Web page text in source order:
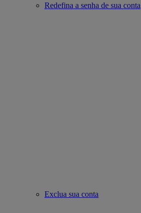
Redefina a senha de sua conta
Exclua sua conta